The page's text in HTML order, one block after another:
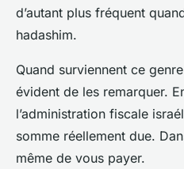
d’autant plus fréquent
hadashim.
Quand surviennent ce
évident de les remarquer.
l’administration fiscale
somme réellement due.
même de vous payer.